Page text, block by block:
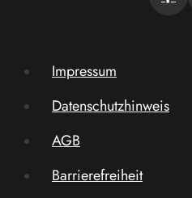
Impressum
Datenschutzhinweis
AGB
Barrierefreiheit